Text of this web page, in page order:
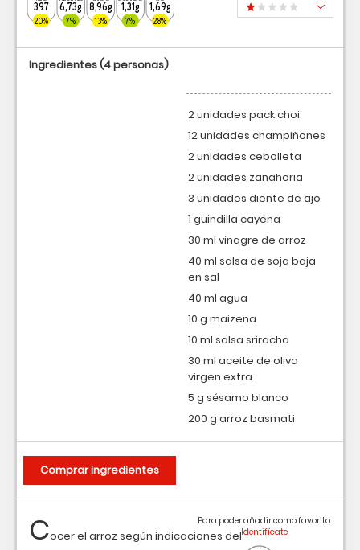
397
20%
6,73g
7%
8,96g
13%
1,31g
7%
1,69g
28%
Cocer el arroz según indicaciones del
Para poder añadir como favorito
Ingredientes(4 personas)
2 unidades pack choi
12 unidades champiñones
2 unidades cebolleta
2 unidades zanahoria
3 unidades diente de ajo
1 guindilla cayena
30 ml vinagre de arroz
40 ml salsa de soja baja
en sal
40 ml agua
10 g maizena
10 ml salsa sriracha
30 ml aceite de oliva
virgen extra
5 g sésamo blanco
200 g arroz basmati
Comprar ingredientes